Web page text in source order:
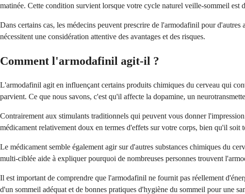
matinée. Cette condition survient lorsque votre cycle naturel veille-sommeil est
Dans certains cas, les médecins peuvent prescrire de l'armodafinil pour
nécessitent une considération attentive des avantages et des risques.
Comment l'armodafinil agit-il ?
L'armodafinil agit en influençant certains produits chimiques du cerveau qui
parvient. Ce que nous savons, c'est qu'il affecte la dopamine, un
Contrairement aux stimulants traditionnels qui peuvent vous donner
médicament relativement doux en termes d'effets sur votre corps, bien qu'il
Le médicament semble également agir sur d'autres substances chimiques du
multi-ciblée aide à expliquer pourquoi de nombreuses personnes trouvent
Il est important de comprendre que l'armodafinil ne fournit pas réellement
d'un sommeil adéquat et de bonnes pratiques d'hygiène du sommeil pour une